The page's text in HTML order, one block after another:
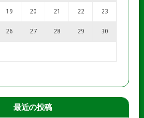
19 20 21 22 23
26 27 28 29 30
最近の投稿